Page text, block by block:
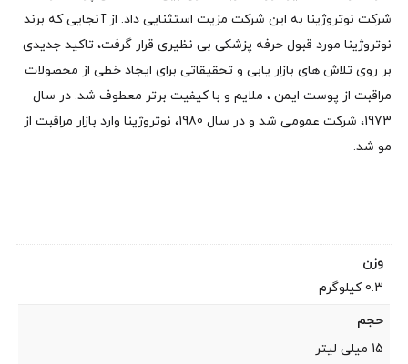
شرکت نوتروژینا به این شرکت مزیت استثنایی داد. از آنجایی که برند
نوتروژینا مورد قبول حرفه پزشکی بی نظیری قرار گرفت، تاکید جدیدی
بر روی تلاش های بازار یابی و تحقیقاتی برای ایجاد خطی از محصولات
مراقبت از پوست ایمن ، ملایم و با کیفیت برتر معطوف شد. در سال
1973، شرکت عمومی شد و در سال 1980، نوتروژینا وارد بازار مراقبت از
مو شد.
وزن
0.3 کیلوگرم
حجم
15 میلی لیتر